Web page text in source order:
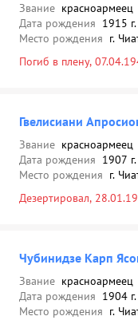
Звание красноармеец
Дата рождения 1915 г.
Место рождения г.
Погиб в плену,
Гвелисиани
Звание красноармеец
Дата рождения 1907 г.
Место рождения г.
Дезертировал,
Чубинидзе Карп
Звание красноармеец
Дата рождения 1904 г.
Место рождения г.